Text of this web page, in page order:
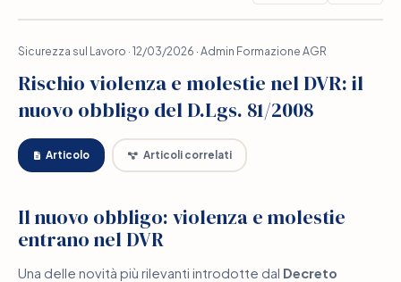
Sicurezza sul Lavoro · 12/03/2026 · Admin Formazione AGR
Rischio violenza e molestie nel DVR: il
nuovo obbligo del D.Lgs. 81/2008
Articolo Articoli correlati
Il nuovo obbligo: violenza e molestie
entrano nel DVR
Una delle novità più rilevanti introdotte dal Decreto